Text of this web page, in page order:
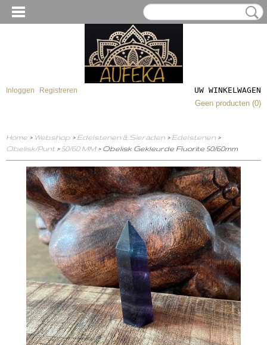
Inloggen Registreren
UW WINKELWAGEN
Geen producten (0)
Home > Webshop > Edelstenen & Sieraden > Edelstenen >
Obelisk/Punt > 50/60 MM> Obelisk Gekleurde Fluorite 50/60mm